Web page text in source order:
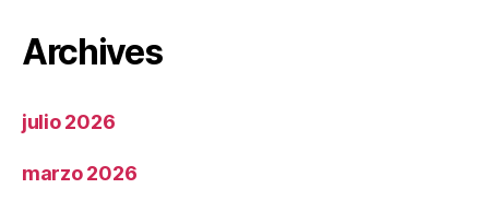
Archives
julio 2026
marzo 2026